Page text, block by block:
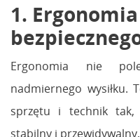
1.
Ergonomia nie
nadmiernego wysiłku.
sprzętu i technik tak,
stabilny i przewidywalny.